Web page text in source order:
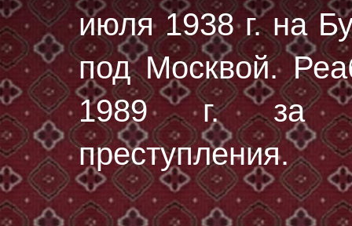
июля 1938 г.на
под Москвой.
1989 г. за
преступления.